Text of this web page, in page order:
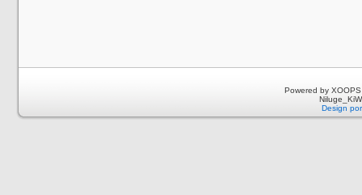
Powered by
Design